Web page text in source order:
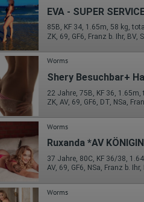
sowie die von dem Browser
und gespeichert. Dabei können aus
Nutzungsprofile der Nutzer erstellt
Google gegebenenfalls auch an Dritte
vorgeschrieben wird oder, soweit
Google verarbeiten. Die IP-Adresse
von Mitgliedstaaten der Europäischen
Vertragsstaaten des Abkommens
Wirtschaftsraum gekürzt, dies
erhoben werden. Nur in
einen Server von Google in den USA
dem Browser des Nutzers
Daten von Google zusammengeführt.
Erhobene Informationen zum
Herkunft (Land und Stadt)
Sprache
Betriebssystem
Gerät (PC, Tablet-PC oder
EVA - SUPER
85B, KF 34, 1.65m, 58 kg,
ZK, 69, GF6, Franz b. Ihr, BV,
Worms
Shery Besuchbar+
22 Jahre, 75B, KF 36,
ZK, AV, 69, GF6, DT, NSa,
Worms
Ruxanda *AV
37 Jahre, 80C, KF 36/38,
AV, 69, GF6, NSa, Franz b. Ihr,
Worms